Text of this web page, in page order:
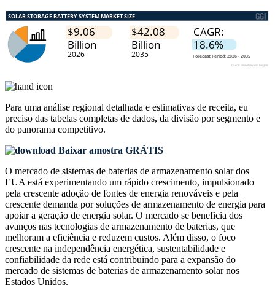
Para uma análise regional detalhada e estimativas de receita, eu
preciso das tabelas completas de dados, da divisão por segmento e
do panorama competitivo.
Baixar amostra GRÁTIS
O mercado de sistemas de baterias de armazenamento solar dos
EUA está experimentando um rápido crescimento, impulsionado
pela crescente adoção de fontes de energia renováveis ​​e pela
crescente demanda por soluções de armazenamento de energia para
apoiar a geração de energia solar. O mercado se beneficia dos
avanços nas tecnologias de armazenamento de baterias, que
melhoram a eficiência e reduzem custos. Além disso, o foco
crescente na independência energética, sustentabilidade e
confiabilidade da rede está contribuindo para a expansão do
mercado de sistemas de baterias de armazenamento solar nos
Estados Unidos.